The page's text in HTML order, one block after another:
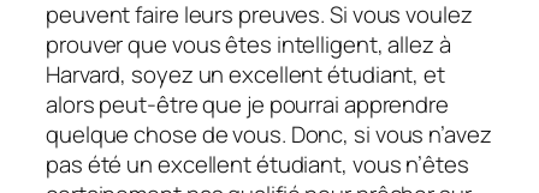
peuvent faire leurs preuves. Si vous voulez
prouver que vous êtes intelligent, allez à
Harvard, soyez un excellent étudiant, et
alors peut-être que je pourrai apprendre
quelque chose de vous. Donc, si vous n’avez
pas été un excellent étudiant, vous n’êtes